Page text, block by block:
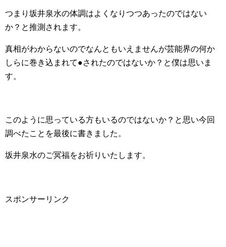
つまり坂井泉水の体調はよくなりつつあったのではない
か？と推測されます。
真相がわからないのでなんともいえませんが芸能界の何か
しらに巻き込まれて●されたのではないか？と僕は思いま
す。
このように思っている方もいるのではないか？と思い今回
調べたことを最後に書きました。
坂井泉水のご冥福をお祈りいたします。
スポンサーリンク